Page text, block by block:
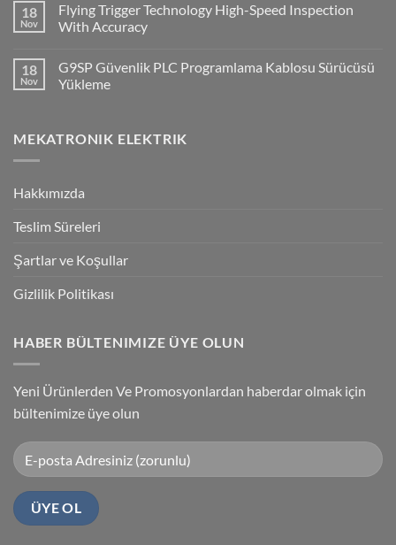
Haberleşmesi
on
Q2A
Ve
NPN/PNP
Giriş
Bağlantılar
18
Nov
Flying Trigger Technology High-Speed Inspection
With Accuracy
on
Flying
Trigger
Inspection
With
18
Nov
G9SP Güvenlik PLC Programlama Kablosu Sürücüsü
Yükleme
G9SP
Güvenlik
Sürücüsü
MEKATRONIK ELEKTRIK
Hakkımızda
Teslim Süreleri
Şartlar ve Koşullar
Gizlilik Politikası
HABER BÜLTENIMIZE ÜYE OLUN
Yeni Ürünlerden Ve Promosyonlardan haberdar olmak için
bültenimize üye olun